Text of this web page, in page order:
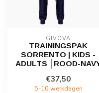
GIVOVA
TRAININGSPAK
SORRENTO | KIDS -
ADULTS │ROOD-
€37,50
5-10 werkdagen